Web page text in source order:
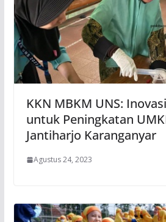
KKN MBKM UNS:
untuk Peningkatan
Jantiharjo Karanganyar
Agustus 24, 2023